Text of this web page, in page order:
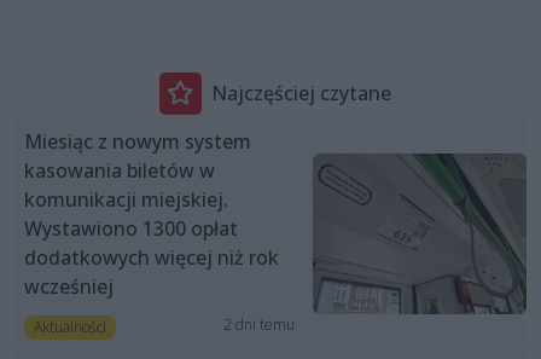
Najczęściej czytane
Miesiąc z nowym system
kasowania biletów w
komunikacji miejskiej.
Wystawiono 1300 opłat
dodatkowych więcej niż rok
wcześniej
Aktualności 2 dni temu